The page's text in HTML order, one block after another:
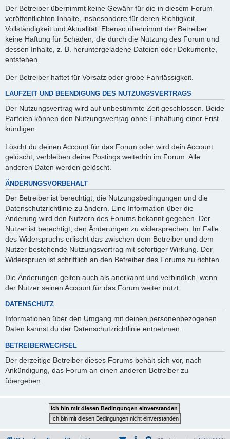
Der Betreiber übernimmt keine Gewähr für die in diesem Forum
veröffentlichten Inhalte, insbesondere für deren Richtigkeit,
Vollständigkeit und Aktualität. Ebenso übernimmt der Betreiber
keine Haftung für Schäden, die durch die Nutzung des Forum und
dessen Inhalte, z. B. heruntergeladene Dateien oder Dokumente,
entstehen.
Der Betreiber haftet für Vorsatz oder grobe Fahrlässigkeit.
LAUFZEIT UND BEENDIGUNG DES NUTZUNGSVERTRAGS
Der Nutzungsvertrag wird auf unbestimmte Zeit geschlossen. Beide
Parteien können den Nutzungsvertrag ohne Einhaltung einer Frist
kündigen.
Löscht du deinen Account für das Forum oder wird dein Account
gelöscht, verbleiben deine Postings weiterhin im Forum. Alle
anderen Daten werden gelöscht.
ÄNDERUNGSVORBEHALT
Der Betreiber ist berechtigt, die Nutzungsbedingungen und die
Datenschutzrichtlinie zu ändern. Eine Information über die
Änderung wird den Nutzern des Forums bekannt gegeben. Der
Nutzer ist berechtigt, den Änderungen zu widersprechen. Im Falle
des Widerspruchs erlischt das zwischen dem Betreiber und dem
Nutzer bestehende Nutzungsvertrag mit sofortiger Wirkung. Der
Widerspruch ist schriftlich an den Betreiber des Forums zu richten.
Die Änderungen gelten auch als anerkannt und verbindlich, wenn
der Nutzer seinen Account für das Forum weiter nutzt.
DATENSCHUTZ
Informationen über den Umgang mit deinen personenbezogenen
Daten kannst du der Datenschutzrichtlinie entnehmen.
BETREIBERWECHSEL
Der derzeitige Betreiber dieses Forums behält sich vor, nach
Ankündigung, das Forum an einen anderen Betreiber zu
übergeben.